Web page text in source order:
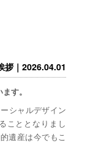
拶｜2026.04.01
す。
シャルデザイン
こととなりまし
遺産は今でもこ